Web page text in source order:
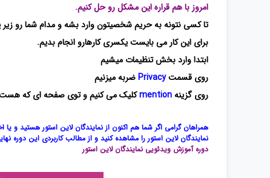
امروز با هم قراره این مشکل رو حل کنیم.
تا کسی نتونه به حریم شخصیتون وارد بشه و مدام شما رو
برای این کار می بایست یکسری کارهارو انجام بدیم.
ابتدا وارد بخش تنظیمات میشیم
روی قسمتPrivacyضربه میزنیم
روی گزینهmentionکلیک می کنیم و توی صفحه ای که هست
همراهان گرامی اگر شما هم اکنون از نمایندگان لاین استور هستید و
نمایندگان لاین استور را مشاهده کنید و از مطالب کاربردی این دوره
دوره آموزش ویدئویی نمایندگان لاین استور